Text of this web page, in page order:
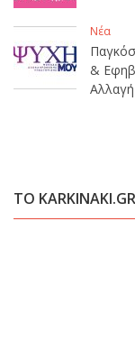
Νέα
&
Αλλαγή
ΤΟ